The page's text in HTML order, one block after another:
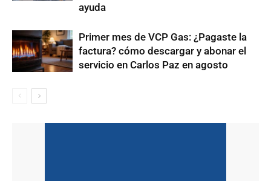
ayuda
Primer mes de VCP Gas: ¿Pagaste la
factura? cómo descargar y abonar el
servicio en Carlos Paz en agosto